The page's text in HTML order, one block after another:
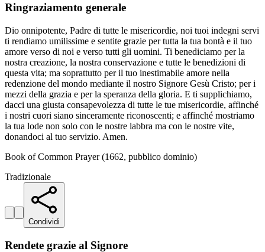
Ringraziamento generale
Dio onnipotente, Padre di tutte le misericordie, noi tuoi indegni servi
ti rendiamo umilissime e sentite grazie per tutta la tua bontà e il tuo
amore verso di noi e verso tutti gli uomini. Ti benediciamo per la
nostra creazione, la nostra conservazione e tutte le benedizioni di
questa vita; ma soprattutto per il tuo inestimabile amore nella
redenzione del mondo mediante il nostro Signore Gesù Cristo; per i
mezzi della grazia e per la speranza della gloria. E ti supplichiamo,
dacci una giusta consapevolezza di tutte le tue misericordie, affinché
i nostri cuori siano sinceramente riconoscenti; e affinché mostriamo
la tua lode non solo con le nostre labbra ma con le nostre vite,
donandoci al tuo servizio. Amen.
Book of Common Prayer (1662, pubblico dominio)
Tradizionale
Condividi
Rendete grazie al Signore